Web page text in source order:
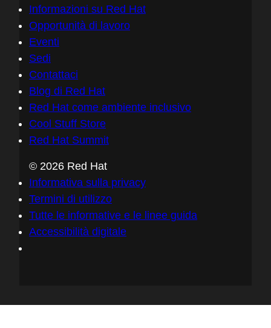
Informazioni su Red Hat
Opportunità di lavoro
Eventi
Sedi
Contattaci
Blog di Red Hat
Red Hat come ambiente inclusivo
Cool Stuff Store
Red Hat Summit
© 2026 Red Hat
Informativa sulla privacy
Termini di utilizzo
Tutte le informative e le linee guida
Accessibilità digitale